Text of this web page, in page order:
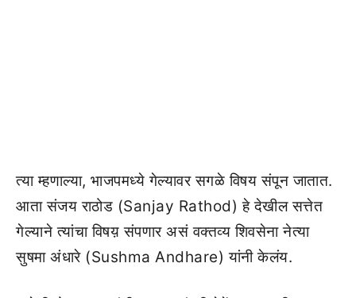
त्या म्हणाल्या, भाजपमध्ये गेल्यावर सगळे विषय संपून जातात.
आता संजय राठोड (Sanjay Rathod) हे देखील सत्तेत
गेल्याने त्यांचा विषय़ संपणार असं वक्तव्य शिवसेना नेत्या
सुषमा अंधारे (Sushma Andhare) यांनी केलंय.